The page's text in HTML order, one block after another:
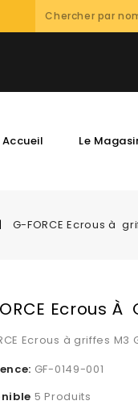
Accueil Le
G-FORCE Ecrous à
Ecrous À
Ecrous à griffes M3
GF-0149-001
5 Produits